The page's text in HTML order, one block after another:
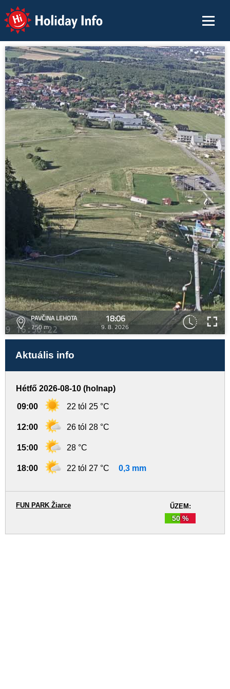
Holiday Info
PAVČINA LEHOTA
750 m
18:06
9. 8. 2026
Aktuális info
Hétfő 2026-08-10 (holnap)
09:00 22 tól 25 °C
12:00 26 tól 28 °C
15:00 28 °C
18:00 22 tól 27 °C 0,3 mm
ŰZEM:
50 %
FUN PARK Žiarce